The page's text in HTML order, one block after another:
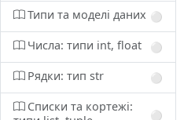
Типи та моделі даних ⚪️
Числа: типи int, float ⚪️
Рядки: тип str ⚪️
Списки та кортежі:
⚪️